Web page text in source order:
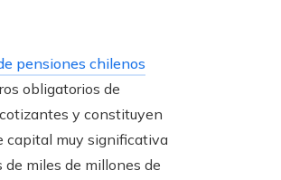
pensiones chilenos
obligatorios de
y constituyen
capital muy significativa
miles de millones de